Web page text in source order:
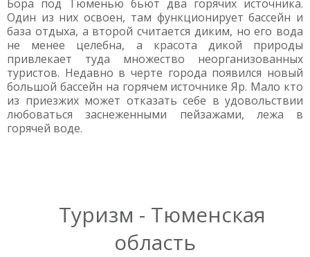
Бора под Тюменью бьют два горячих источника.
Один из них освоен, там функционирует бассейн и
база отдыха, а второй считается диким, но его вода
не менее целебна, а красота дикой природы
привлекает туда множество неорганизованных
туристов. Недавно в черте города появился новый
большой бассейн на горячем источнике Яр. Мало кто
из приезжих может отказать себе в удовольствии
любоваться заснеженными пейзажами, лежа в
горячей воде.
Туризм - Тюменская
область